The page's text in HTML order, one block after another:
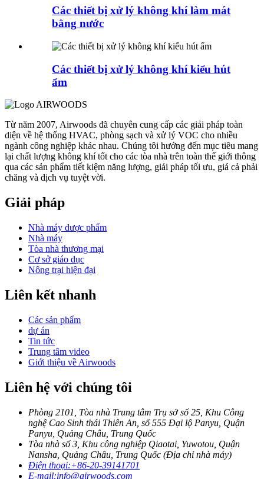
Các thiết bị xử lý không khí làm mát
bằng nước
Các thiết bị xử lý không khí kiểu hút
ẩm
Từ năm 2007, Airwoods đã chuyên cung cấp các giải pháp toàn
diện về hệ thống HVAC, phòng sạch và xử lý VOC cho nhiều
ngành công nghiệp khác nhau. Chúng tôi hướng đến mục tiêu mang
lại chất lượng không khí tốt cho các tòa nhà trên toàn thế giới thông
qua các sản phẩm tiết kiệm năng lượng, giải pháp tối ưu, giá cả phải
chăng và dịch vụ tuyệt vời.
Giải pháp
Nhà máy dược phẩm
Nhà máy
Tòa nhà thương mại
Cơ sở giáo dục
Nông trại hiện đại
Liên kết nhanh
Các sản phẩm
dự án
Tin tức
Trung tâm video
Giới thiệu về Airwoods
Liên hệ với chúng tôi
Phòng 2101, Tòa nhà Trung tâm Trụ sở số 25, Khu Công
nghệ Cao Sinh thái Thiên An, số 555 Đại lộ Panyu, Quận
Panyu, Quảng Châu, Trung Quốc
Tòa nhà số 3, Khu công nghiệp Qiaotai, Yuwotou, Quận
Nansha, Quảng Châu, Trung Quốc (Địa chỉ nhà máy)
Điện thoại:+86-20-39141701
E-mail:info@airwoods.com